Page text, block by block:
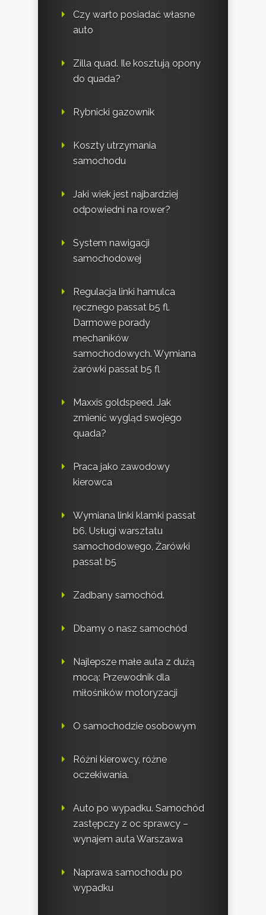
Czy warto posiadać własne
auto
Zilla quad. Ile kosztują opony
do quada?
Rybnicki gazownik
Koszty utrzymania
samochodu
Jaki wiek jest najbardziej
odpowiedni na rower?
System nawigacji
samochodowej
Regulacja linki hamulca
ręcznego passat b5 fl.
Darmowe porady
mechaników
samochodowych. Wymiana
żarówki passat b5 fl
Maxxis goldspeed. Jak
zmienić wygląd swojego
quada?
Praca jako zawodowy
kierowca
Wymiana linki klamki passat
b6. Usługi warsztatu
samochodowego, Żarówki
passat b5
Zadbany samochód.
Dbamy o nasz samochód
Najlepsze małe auta z dużą
mocą: Przewodnik dla
miłośników motoryzacji
O samochodzie osobowym
Różni kierowcy, różne
oczekiwania.
Auto po wypadku. Samochód
zastępczy z oc sprawcy –
wynajem auta Warszawa
Naprawa samochodu po
wypadku